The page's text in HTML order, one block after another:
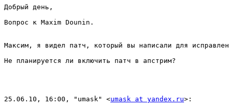
Добрый день,
Вопрос к Maxim Dounin.
Максим, я видел патч, который вы написали для
Не планируется ли включить патч в апстрим?
25.06.10, 16:00, "umask" <umask at yandex.ru>: